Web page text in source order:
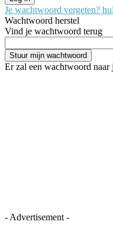
Je wachtwoord vergeten?
Wachtwoord herstel
Vind je wachtwoord terug
Er zal een wachtwoord naar
- Advertisement -